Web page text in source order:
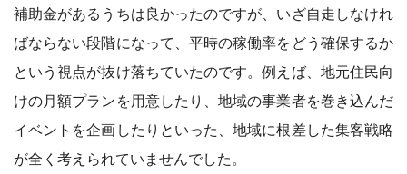
補助金があるうちは良かったのですが、いざ自走しなけれ
ばならない段階になって、平時の稼働率をどう確保するか
という視点が抜け落ちていたのです。例えば、地元住民向
けの月額プランを用意したり、地域の事業者を巻き込んだ
イベントを企画したりといった、地域に根差した集客戦略
が全く考えられていませんでした。